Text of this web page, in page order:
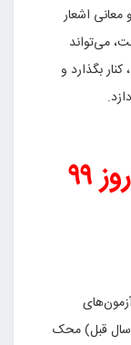
اشعار
می‌تواند
بگذارد و
۶- مطالعه کنکور در نوروز ۹۹
سال قبل) محک